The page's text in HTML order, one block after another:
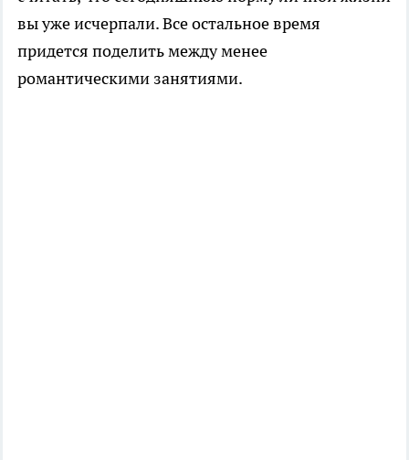
вы уже исчерпали. Все остальное время
придется поделить между менее
романтическими занятиями.